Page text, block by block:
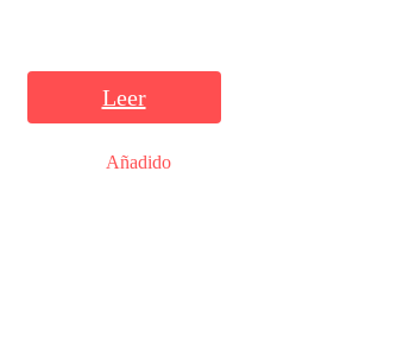
Leer
Añadido